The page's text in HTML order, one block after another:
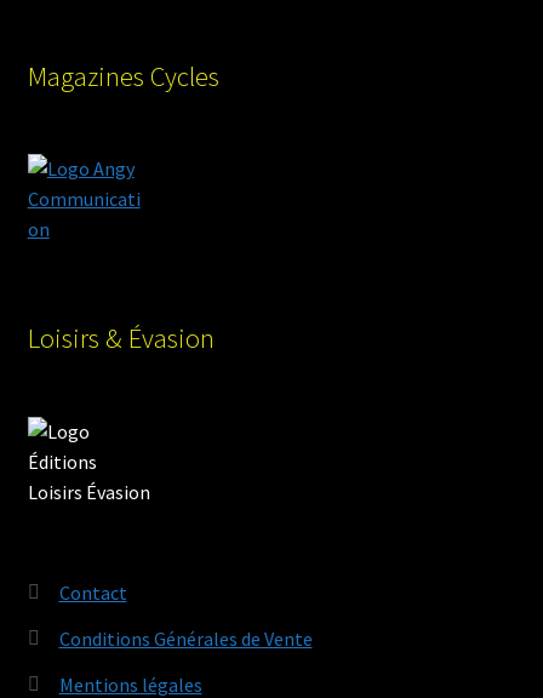
Magazines Cycles
Loisirs & Évasion
Contact
Conditions Générales de Vente
Mentions légales